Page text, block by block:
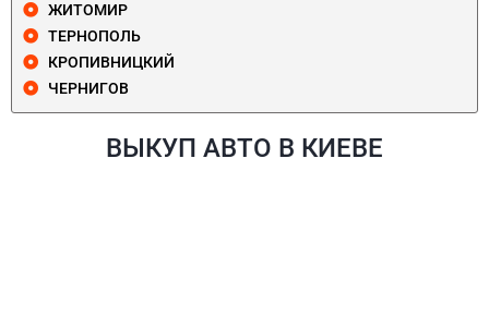
ЖИТОМИР
ТЕРНОПОЛЬ
КРОПИВНИЦКИЙ
ЧЕРНИГОВ
ВЫКУП АВТО В КИЕВЕ